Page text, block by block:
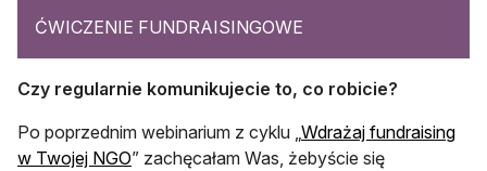
ĆWICZENIE FUNDRAISINGOWE
Czy regularnie komunikujecie to, co robicie?
Po poprzednim webinarium z cyklu „ Wdrażaj fundraising
w Twojej NGO” zachęcałam Was, żebyście się